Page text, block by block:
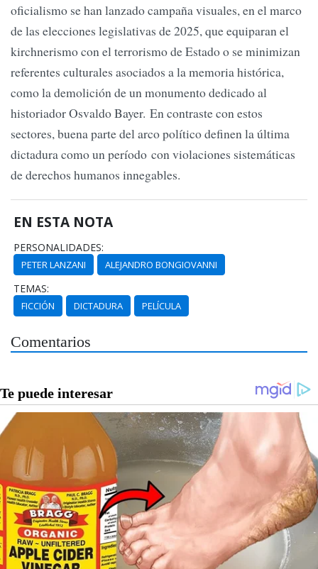
oficialismo se han lanzado campaña visuales, en el marco
de las elecciones legislativas de 2025, que equiparan el
kirchnerismo con el terrorismo de Estado o se minimizan
referentes culturales asociados a la memoria histórica,
como la demolición de un monumento dedicado al
historiador Osvaldo Bayer. En contraste con estos
sectores, buena parte del arco político definen la última
dictadura como un período con violaciones sistemáticas
de derechos humanos innegables.
EN ESTA NOTA
PERSONALIDADES:
PETER LANZANI ALEJANDRO BONGIOVANNI
TEMAS:
FICCIÓN DICTADURA PELÍCULA
Comentarios